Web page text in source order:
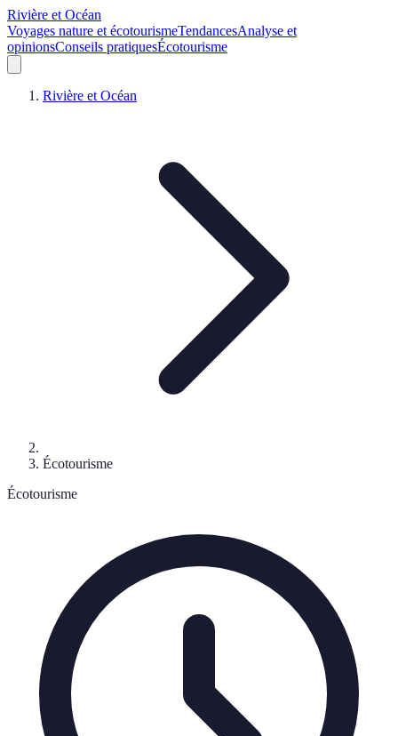
Rivière et Océan
Voyages nature et écotourismeTendancesAnalyse et
opinionsConseils pratiquesÉcotourisme
Rivière et Océan
Écotourisme
Écotourisme